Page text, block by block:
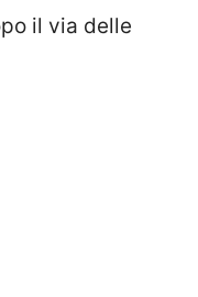
il via delle